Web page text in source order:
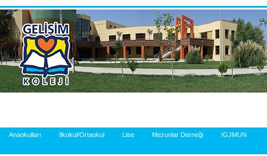
.
Anaokulları İlkokul/Ortaokul Lise Mezunlar Derneği IGJMUN